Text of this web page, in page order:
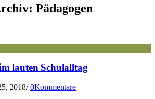
Pädagogen
lauten Schulalltag
2018/ 0Kommentare